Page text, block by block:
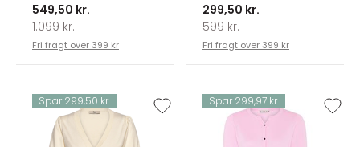
549,50 kr.
1.099 kr.
Fri fragt over 399 kr
299,50 kr.
599 kr.
Fri fragt over 399 kr
Spar 299,50 kr. Spar 299,97 kr.